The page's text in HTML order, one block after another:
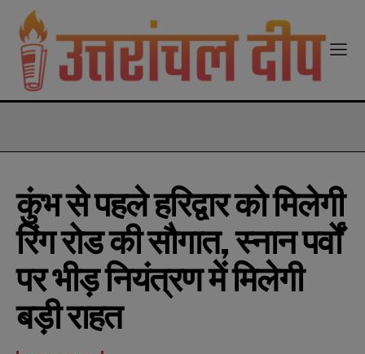
कुंभ से पहले हरिद्वार को मिलेगी
रिंग रोड की सौगात, स्नान पर्वों
पर भीड़ नियंत्रण में मिलेगी
बड़ी राहत